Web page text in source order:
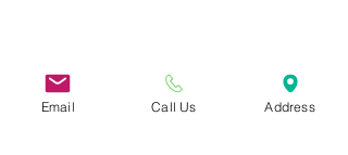
(508) 488 8105
Email Call Us Address